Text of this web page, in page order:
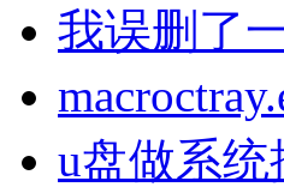
我误删了
u盘做系